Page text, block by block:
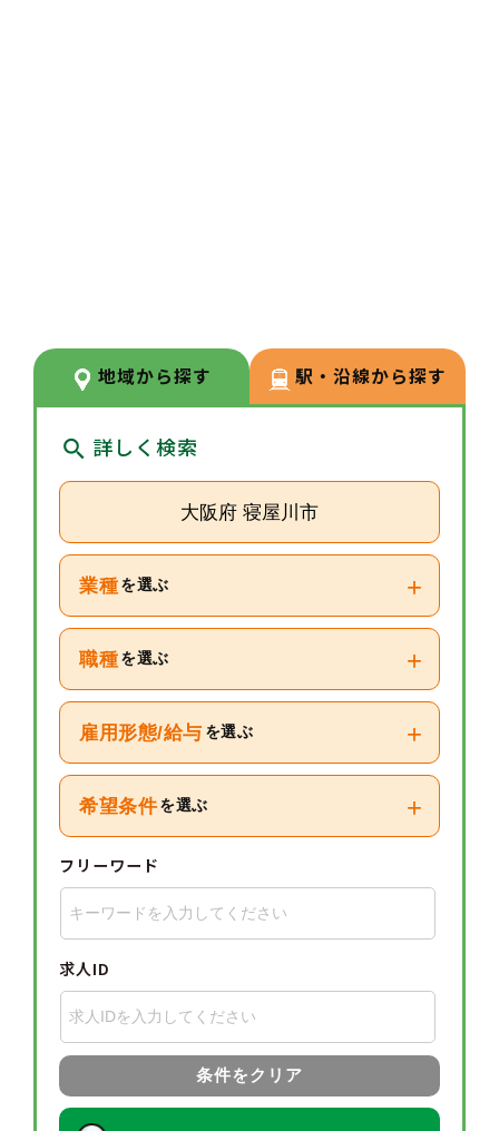
フメディケーション支援、地域活
動など幅広い業務に携わることが
できます。薬剤師としての専門性
地域から探す 駅・沿線から探す
詳しく検索
大阪府 寝屋川市
業種 を選ぶ +
職種 を選ぶ +
雇用形態/給与 を選ぶ +
希望条件 を選ぶ +
フリーワード
求人ID
条件をクリア